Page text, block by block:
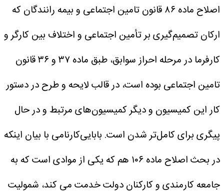
اصلاح ماده ۸۶ قانون تامین اجتماعی و بیمه رانندگان که
ارکان تصمیم‌گیری بر تأمین اجتماعی و اختلاف بین کارگر و
کارفرما در مرحله احراز سوابق، طبق ماده ۳۷ و ۳۶ قانون
تامین اجتماعی بوده است، در قالب لایحه و طرح در دستور
کار این کمیسیون و دیگر کمیسیون‌های مرتبط و در حال
پیگری برای کامل‌تر شدن است. بابایی‌کارنامی با بیان اینکه
در بحث اصلاح ماده ۱۰۶ هم که یکی از موادی است که به
جامعه کارمندی و کارکنان دولت خدمت می کند، شمولیت